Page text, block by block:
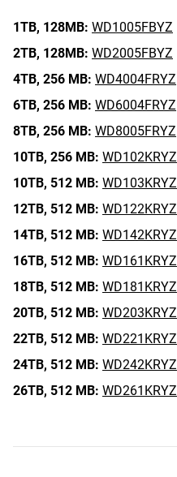
1TB, 128MB: WD1005FBYZ
2TB, 128MB: WD2005FBYZ
4TB, 256 MB: WD4004FRYZ
6TB, 256 MB: WD6004FRYZ
8TB, 256 MB: WD8005FRYZ
10TB, 256 MB: WD102KRYZ
10TB, 512 MB: WD103KRYZ
12TB, 512 MB: WD122KRYZ
14TB, 512 MB: WD142KRYZ
16TB, 512 MB: WD161KRYZ
18TB, 512 MB: WD181KRYZ
20TB, 512 MB: WD203KRYZ
22TB, 512 MB: WD221KRYZ
24TB, 512 MB: WD242KRYZ
26TB, 512 MB: WD261KRYZ